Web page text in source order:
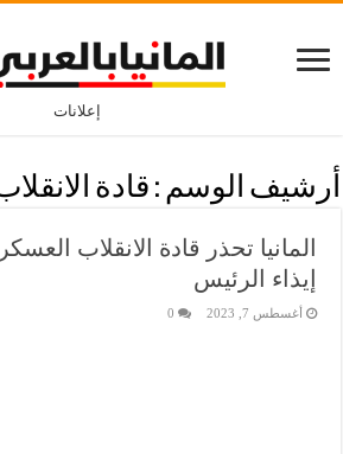
إعلانات
أرشيف الوسم : قادة
المانيا تحذر قادة الانقلاب
إيذاء الرئيس
أغسطس 7, 2023 0